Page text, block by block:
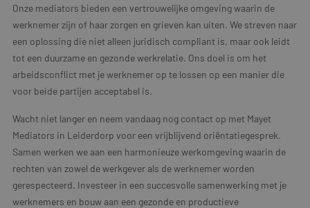
Onze mediators bieden een vertrouwelijke omgeving waarin de
werknemer zijn of haar zorgen en grieven kan uiten. We streven naar
een oplossing die niet alleen juridisch compliant is, maar ook leidt
tot een duurzame en gezonde werkrelatie. Ons doel is om het
arbeidsconflict met je werknemer op te lossen op een manier die
voor beide partijen acceptabel is.
Wacht niet langer en neem vandaag nog contact op met Mayet
Mediators in Leiderdorp voor een vrijblijvend oriëntatiegesprek.
Samen werken we aan een harmonieuze werkomgeving waarin de
rechten van zowel de werkgever als de werknemer worden
gerespecteerd. Investeer in een succesvolle samenwerking met je
werknemers en bouw aan een gezonde en productieve